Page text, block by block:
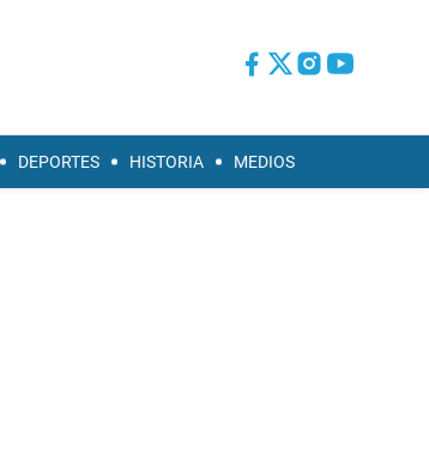
DEPORTES HISTORIA MEDIOS